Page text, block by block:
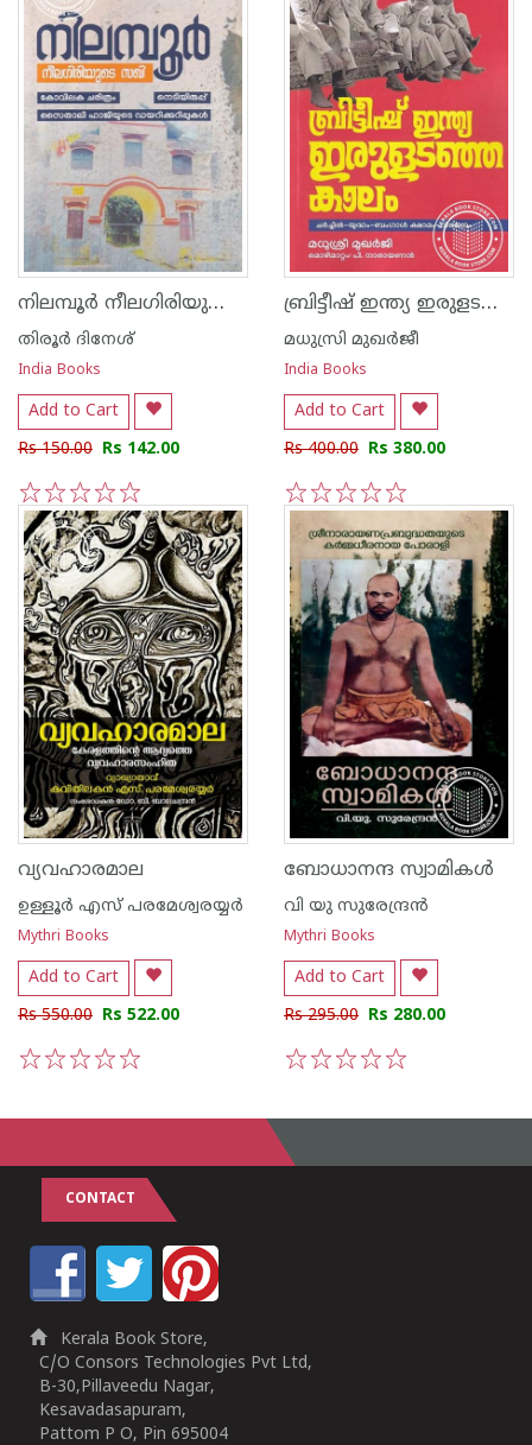
നിലമ്പൂർ നീലഗിരിയുടെ സഖി
തിരൂർ ദിനേശ്
India Books
Add to Cart
Rs 150.00 Rs 142.00
5
4
3
2
1
ബ്രിട്ടീഷ് ഇന്ത്യ ഇരുളടഞ്ഞ കാലം
മധുസ്രി മുഖർജീ
India Books
Add to Cart
Rs 400.00 Rs 380.00
5
4
3
2
1
വ്യവഹാരമാല
ഉള്ളൂര്‍ എസ് പരമേശ്വരയ്യര്‍
Mythri Books
Add to Cart
Rs 550.00 Rs 522.00
ബോധാനന്ദ സ്വാമികൾ
വി യു സുരേന്ദ്രന്‍
Mythri Books
Add to Cart
Rs 295.00 Rs 280.00
CONTACT
Kerala Book Store,
C/O Consors Technologies Pvt Ltd,
B-30,Pillaveedu Nagar,
Kesavadasapuram,
Pattom P O, Pin 695004